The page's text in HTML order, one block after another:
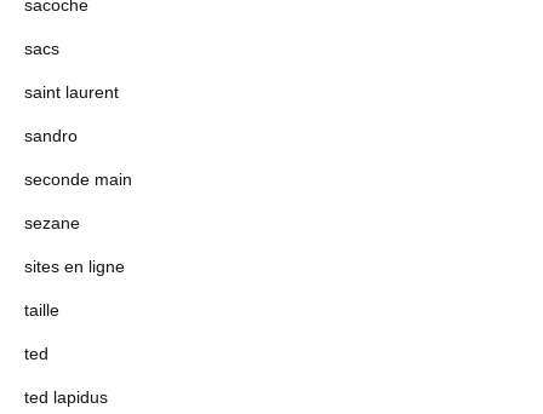
sacoche
sacs
saint laurent
sandro
seconde main
sezane
sites en ligne
taille
ted
ted lapidus